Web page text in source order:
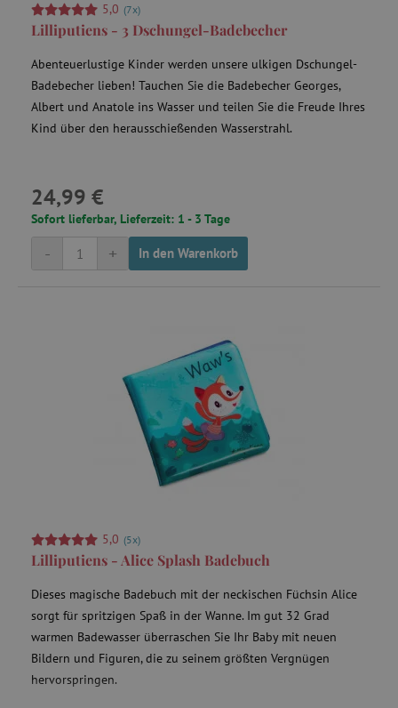
5,0 (7x)
Lilliputiens - 3 Dschungel-Badebecher
Abenteuerlustige Kinder werden unsere ulkigen Dschungel-
Badebecher lieben! Tauchen Sie die Badebecher Georges,
Albert und Anatole ins Wasser und teilen Sie die Freude Ihres
Kind über den herausschießenden Wasserstrahl.
24,99 €
Sofort lieferbar, Lieferzeit: 1 - 3 Tage
+
- In den Warenkorb
5,0 (5x)
Lilliputiens - Alice Splash Badebuch
Dieses magische Badebuch mit der neckischen Füchsin Alice
sorgt für spritzigen Spaß in der Wanne. Im gut 32 Grad
warmen Badewasser überraschen Sie Ihr Baby mit neuen
Bildern und Figuren, die zu seinem größten Vergnügen
hervorspringen.